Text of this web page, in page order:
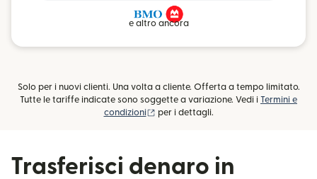
e altro ancora
Solo per i nuovi clienti. Una volta a cliente. Offerta a tempo limitato.
Tutte le tariffe indicate sono soggette a variazione. Vedi i Termini e
condizioni
(si apre in una nuova finestra)
per i dettagli.
Trasferisci denaro in